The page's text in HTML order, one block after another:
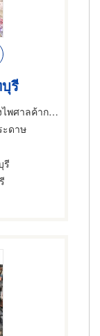
รี
รับซื้อกระดาษ ขายกระดาษโรงงาน - แสงไพศาลค้ากระดาษ
ะดาษ
รี